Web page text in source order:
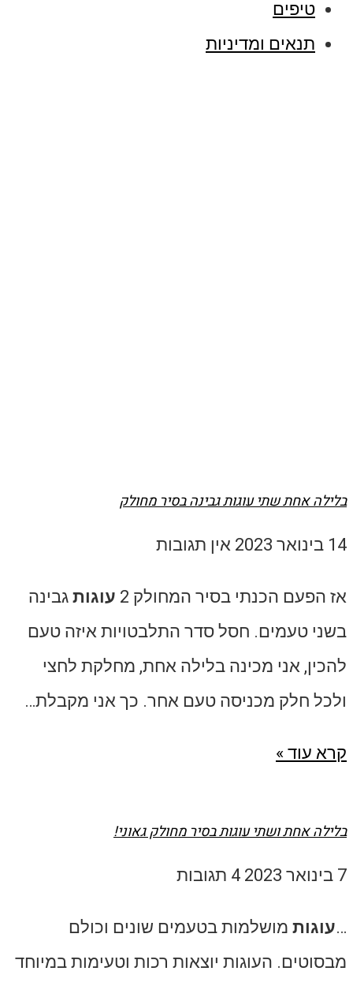
טיפים
תנאים ומדיניות
בלילה אחת שתי עוגות גבינה בסיר מחולק
14 בינואר 2023 אין תגובות
אז הפעם הכנתי בסיר המחולק 2 עוגות גבינה
בשני טעמים. חסל סדר התלבטויות איזה טעם
להכין, אני מכינה בלילה אחת, מחלקת לחצי
ולכל חלק מכניסה טעם אחר. כך אני מקבלת…
קרא עוד »
בלילה אחת ושתי עוגות בסיר מחולק גאוני!
7 בינואר 2023 4 תגובות
…עוגות מושלמות בטעמים שונים וכולם
מבסוטים. העוגות יוצאות רכות וטעימות במיוחד